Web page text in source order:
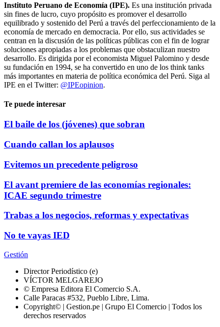
Instituto Peruano de Economía (IPE). Es una institución privada
sin fines de lucro, cuyo propósito es promover el desarrollo
equilibrado y sostenido del Perú a través del perfeccionamiento de la
economía de mercado en democracia. Por ello, sus actividades se
centran en la discusión de las políticas públicas con el fin de lograr
soluciones apropiadas a los problemas que obstaculizan nuestro
desarrollo. Es dirigida por el economista Miguel Palomino y desde
su fundación en 1994, se ha convertido en uno de los think tanks
más importantes en materia de política económica del Perú. Siga al
IPE en el Twitter: @IPEopinion.
Te puede interesar
El baile de los (jóvenes) que sobran
Cuando callan los aplausos
Evitemos un precedente peligroso
El avant premiere de las economías regionales:
ICAE segundo trimestre
Trabas a los negocios, reformas y expectativas
No te vayas IED
Gestión
Director Periodístico (e)
VÍCTOR MELGAREJO
© Empresa Editora El Comercio S.A.
Calle Paracas #532, Pueblo Libre, Lima.
Copyright© | Gestion.pe | Grupo El Comercio | Todos los
derechos reservados